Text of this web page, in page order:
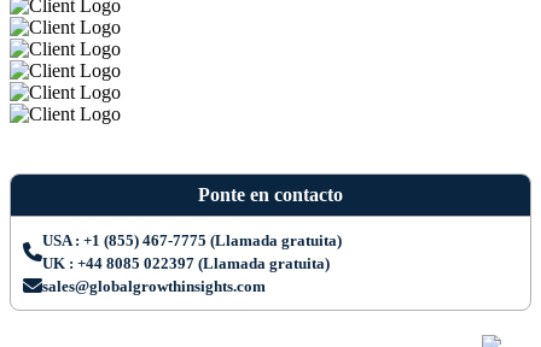
Ponte en contacto
USA : +1 (855) 467-7775 (Llamada gratuita)
UK : +44 8085 022397 (Llamada gratuita)
sales@globalgrowthinsights.com